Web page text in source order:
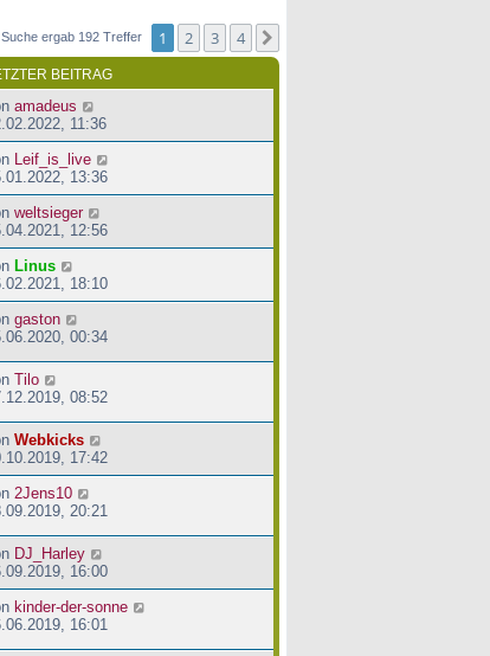
Suche ergab 192 Treffer 1 2 3 4
BEITRAG
amadeus
11:36
Leif_is_live
13:36
weltsieger
12:56
Linus
18:10
gaston
00:34
Tilo
08:52
Webkicks
17:42
2Jens10
20:21
DJ_Harley
16:00
kinder-der-sonne
16:01